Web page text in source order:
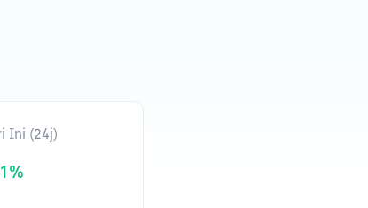
Ini (24j)
%